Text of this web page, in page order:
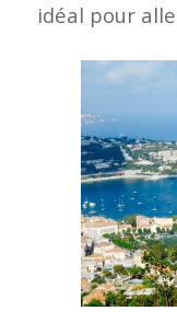
idéal pour